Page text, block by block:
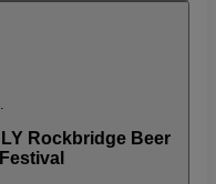
Rockbridge Beer